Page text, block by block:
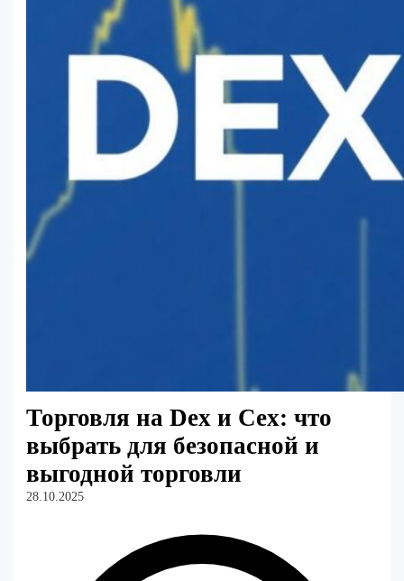
Торговля на Dex и Cex: что
выбрать для безопасной и
выгодной торговли
28.10.2025